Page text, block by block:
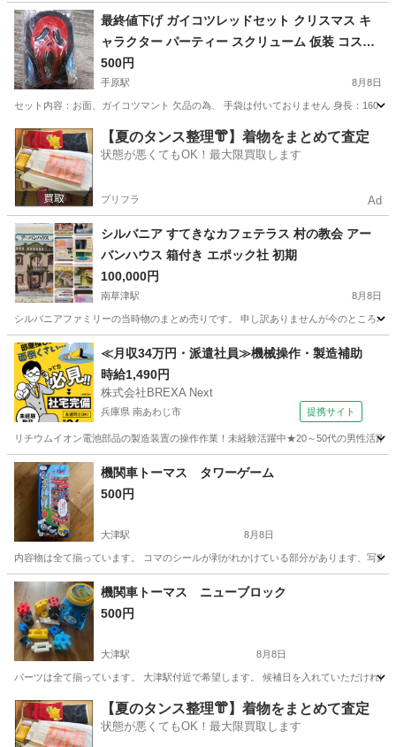
滋賀 蒲生郡 カードゲーム ポケモンカードゲーム
最終値下げ ガイコツレッドセット クリスマス キ
ャラクター パーティー スクリューム 仮装 コスプ
レ 新品未使用 ハロウィン メンズ
500円
手原駅 8月8日
セット内容：お面、ガイコツマント 欠品の為、 手袋は付いておりません 身長：160
滋賀 栗東市 手原駅 パーティグッズ ハロウィン
【夏のタンス整理👘】着物をまとめて査定
状態が悪くてもOK！最大限買取します
プリフラ Ad
シルバニア すてきなカフェテラス 村の教会 アー
バンハウス 箱付き エポック社 初期
100,000円
南草津駅 8月8日
シルバニアファミリーの当時物のまとめ売りです。 申し訳ありませんが今のところ
滋賀 草津市 南草津駅 おもちゃ
≪月収34万円・派遣社員≫機械操作・製造補助
時給1,490円
株式会社BREXA Next
兵庫県 南あわじ市 提携サイト
リチウムイオン電池部品の製造装置の操作作業！未経験活躍中★20～50代の男性活
兵庫 南あわじ市 その他
機関車トーマス タワーゲーム
500円
大津駅 8月8日
内容物は全て揃っています。 コマのシールが剥がれかけている部分があります、写
滋賀 大津市 大津駅 機関車トーマス
機関車トーマス ニューブロック
500円
大津駅 8月8日
パーツは全て揃っています。 大津駅付近で希望します。 候補日を入れていただけれ
滋賀 大津市 大津駅 おもちゃ 機関車トーマス
【夏のタンス整理👘】着物をまとめて査定
状態が悪くてもOK！最大限買取します